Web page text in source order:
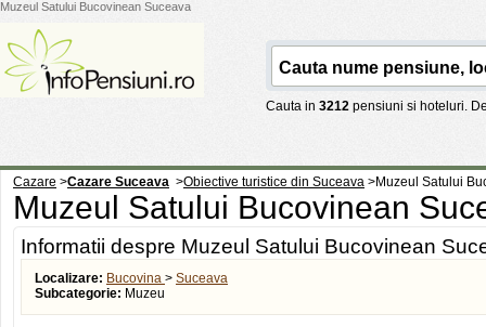
Muzeul Satului Bucovinean Suceava
Cauta in 3212 pensiuni si hoteluri.
Cazare >Cazare Suceava >Obiective turistice din Suceava >Muzeul Satului
Muzeul Satului Bucovinean
Informatii despre Muzeul Satului Bucovinean
Localizare: Bucovina > Suceava
Subcategorie: Muzeu